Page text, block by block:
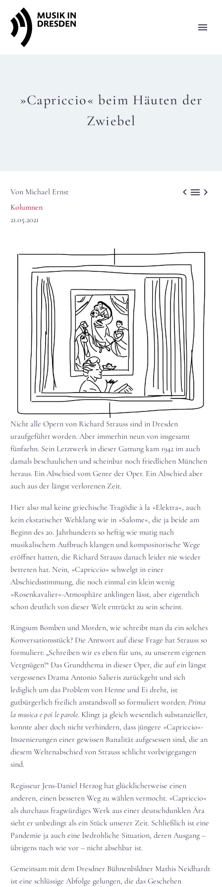
»Capriccio« beim Häuten der
Zwiebel
  
Von Michael Ernst
Kolumnen
21.05.2021
Nicht alle Opern von Richard Strauss sind in Dresden
uraufgeführt worden. Aber immerhin neun von insgesamt
fünfzehn. Sein Letztwerk in dieser Gattung kam 1942 im auch
damals beschaulichen und scheinbar noch friedlichen München
heraus. Ein Abschied vom Genre der Oper. Ein Abschied aber
auch aus der längst verlorenen Zeit.
Hier also mal keine griechische Tragödie à la »Elektra«, auch
kein ekstatischer Wehklang wie in »Salome«, die ja beide am
Beginn des 20. Jahrhunderts so heftig wie mutig nach
musikalischem Aufbruch klangen und kompositorische Wege
eröffnet hatten, die Richard Strauss danach leider nie wieder
betreten hat. Nein, »Capriccio« schwelgt in einer
Abschiedsstimmung, die noch einmal ein klein wenig
»Rosenkavalier«-Atmosphäre anklingen lässt, aber eigentlich
schon deutlich von dieser Welt entrückt zu sein scheint.
Ringsum Bomben und Morden, wie schreibt man da ein solches
Konversationsstück? Die Antwort auf diese Frage hat Strauss so
formuliert: „Schreiben wir es eben für uns, zu unserem eigenen
Vergnügen!“ Das Grundthema in dieser Oper, die auf ein längst
vergessenes Drama Antonio Salieris zurückgeht und sich
lediglich um das Problem von Henne und Ei dreht, ist
gutbürgerlich freilich anstandsvoll so formuliert worden: Prima
la musica e poi le parole. Klingt ja gleich wesentlich substanzieller,
konnte aber doch nicht verhindern, dass jüngere »Capriccio«-
Inszenierungen einer gewissen Banalität aufgesessen sind, die an
diesem Weltenabschied von Strauss schlicht vorbeigegangen
sind.
Regisseur Jens-Daniel Herzog hat glücklicherweise einen
anderen, einen besseren Weg zu wählen vermocht. »Capriccio«
als durchaus fragwürdiges Werk aus einer deutschdunklen Ära
sieht er unbedingt als ein Stück unserer Zeit. Schließlich ist eine
Pandemie ja auch eine bedrohliche Situation, deren Ausgang –
übrigens nach wie vor – nicht absehbar ist.
Gemeinsam mit dem Dresdner Bühnenbildner Mathis Neidhardt
ist eine schlüssige Abfolge gelungen, die das Geschehen